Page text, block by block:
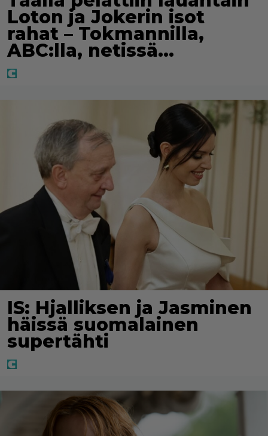
Loton ja Jokerin isot
rahat – Tokmannilla,
ABC:lla, netissä…
IS: Hjalliksen ja Jasminen
häissä suomalainen
supertähti